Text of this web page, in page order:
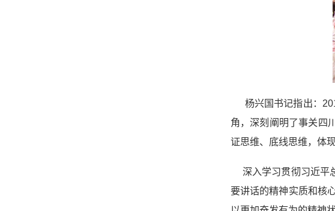
杨兴国书记指出：
角，深刻阐明了事关四
证思维、底线思维，体
深入学习贯彻习近平
要讲话的精神实质和核